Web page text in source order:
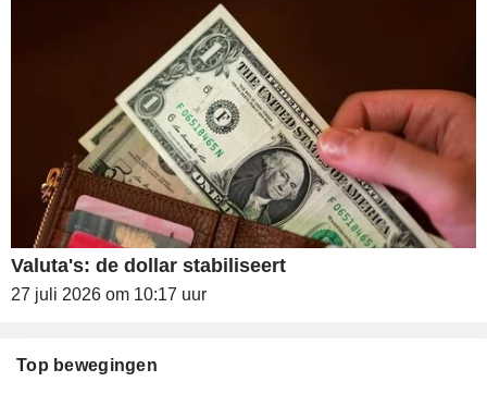
Valuta's: de dollar stabiliseert
27 juli 2026 om 10:17 uur
Top bewegingen